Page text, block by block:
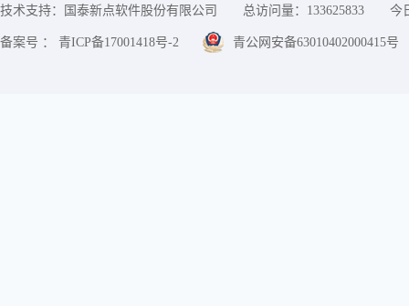
技术支持：国泰新点软件股份有限公司 总访问量： 133625833 今
备案号 ： 青ICP备17001418号-2 青公网安备63010402000415号